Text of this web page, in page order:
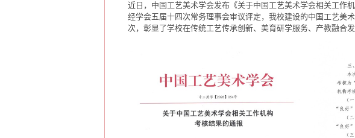
近日，中国工艺美术学会发布《关于中国工艺美术学会相关工作
经学会五届十四次常务理事会审议评定，我校建设的中国工艺美
次，彰显了学校在传统工艺传承创新、美育研学服务、产教融合发